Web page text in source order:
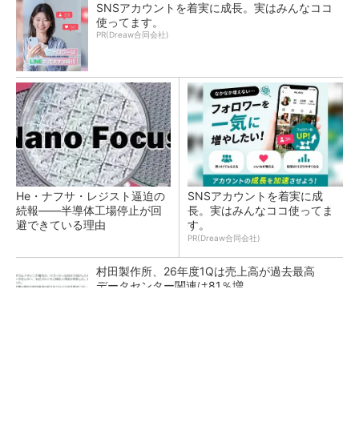
SNSアカウントを着実に成長。実はみんなココ
使ってます。
PR(Dreaw合同会社)
He・ナフサ・レジスト逼迫の
続報――半導体工場停止が回
避できている理由
SNSアカウントを着実に成
長。実はみんなココ使ってま
す。
PR(Dreaw合同会社)
村田製作所、26年度1Qは売上高が過去最高
データセンター関連は81％増